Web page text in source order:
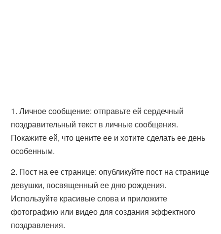
1. Личное сообщение: отправьте ей сердечный
поздравительный текст в личные сообщения.
Покажите ей, что цените ее и хотите сделать ее день
особенным.
2. Пост на ее странице: опубликуйте пост на странице
девушки, посвященный ее дню рождения.
Используйте красивые слова и приложите
фотографию или видео для создания эффектного
поздравления.